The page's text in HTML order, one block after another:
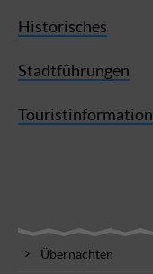
Historisches
Stadtführungen
Touristinformation
Übernachten